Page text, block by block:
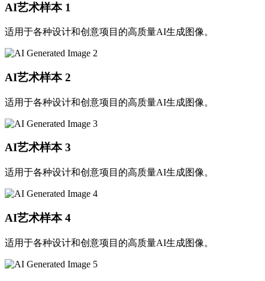
AI艺术样本 1
适用于各种设计和创意项目的高质量AI生成图像。
AI艺术样本 2
适用于各种设计和创意项目的高质量AI生成图像。
AI艺术样本 3
适用于各种设计和创意项目的高质量AI生成图像。
AI艺术样本 4
适用于各种设计和创意项目的高质量AI生成图像。